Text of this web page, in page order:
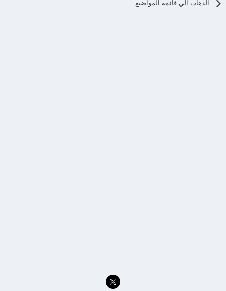
الذهاب الي قائمه المواضيع